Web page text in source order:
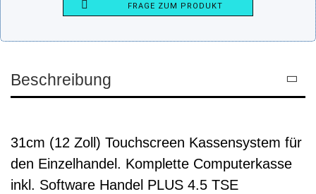
FRAGE ZUM PRODUKT
Beschreibung
31cm (12 Zoll) Touchscreen Kassensystem für
den Einzelhandel. Komplette Computerkasse
inkl. Software Handel PLUS 4.5 TSE